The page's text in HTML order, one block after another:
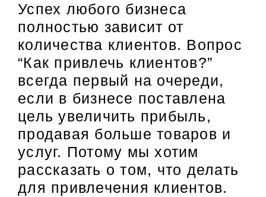
Успех любого бизнеса
полностью зависит от
количества клиентов. Вопрос
“Как привлечь клиентов?”
всегда первый на очереди,
если в бизнесе поставлена
цель увеличить прибыль,
продавая больше товаров и
услуг. Потому мы хотим
рассказать о том, что делать
для привлечения клиентов.